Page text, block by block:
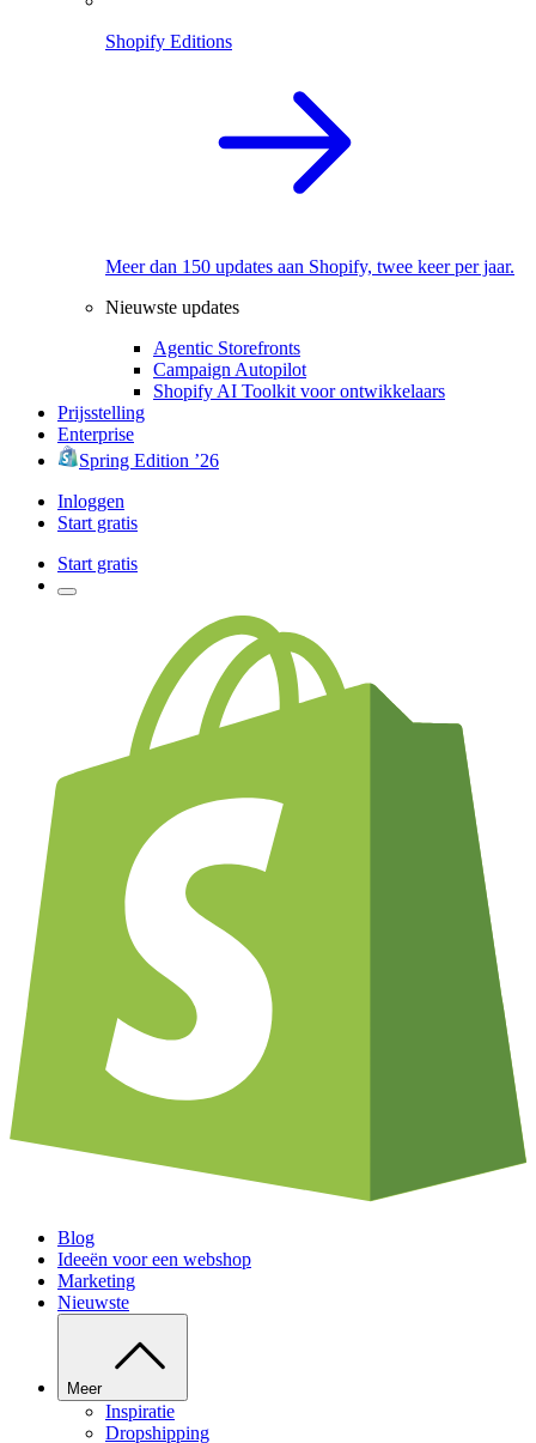
Shopify Editions
Meer dan 150 updates aan Shopify, twee keer per jaar.
Nieuwste updates
Agentic Storefronts
Campaign Autopilot
Shopify AI Toolkit voor ontwikkelaars
Prijsstelling
Enterprise
Spring Edition ’26
Inloggen
Start gratis
Start gratis
Blog
Ideeën voor een webshop
Marketing
Nieuwste
Meer
Inspiratie
Dropshipping